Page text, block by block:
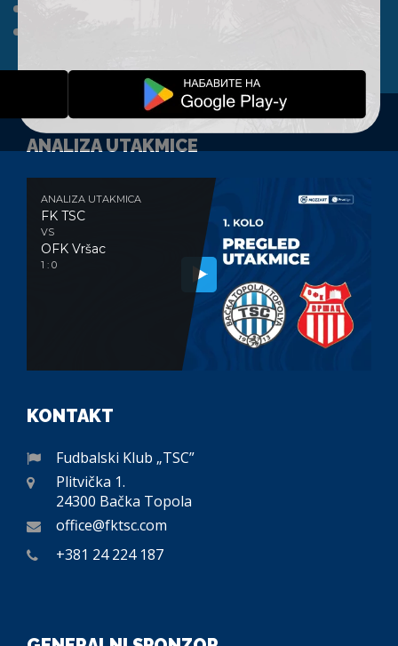
ANALIZA UTAKMICE
ANALIZA UTAKMICA
FK TSC
VS
OFK Vršac
1 : 0
KONTAKT
Fudbalski Klub „TSC”
Plitvička 1.
24300 Bačka Topola
office@fktsc.com
+381 24 224 187